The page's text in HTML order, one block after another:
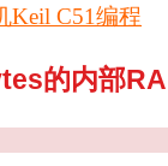
Keil C51编程
的内部